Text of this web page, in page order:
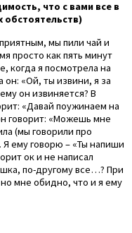
что с вами все в
обстоятельств)
мы пили чай и
просто как пять минут
когда я посмотрела на
«Ой, ты извини, я за
он извиняется? В
«Давай поужинаем на
говорит: «Можешь мне
(мы говорили про
Я ему говорю – «Ты напиши
ок и не написал
по-другому все…? При
мне обидно, что и я ему